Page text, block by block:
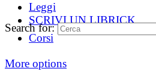
Leggi
SCRIVI UN LIBRICK
Corsi
More options
Search for: